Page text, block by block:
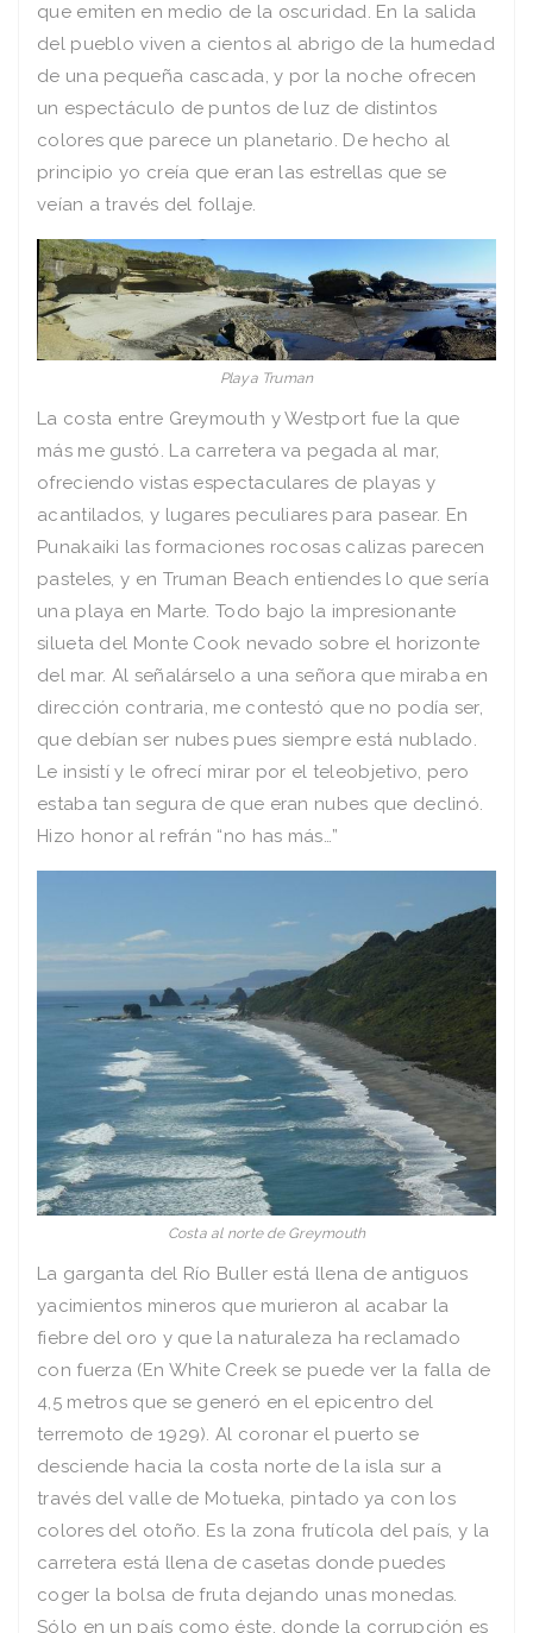
que emiten en medio de la oscuridad. En la salida
del pueblo viven a cientos al abrigo de la humedad
de una pequeña cascada, y por la noche ofrecen
un espectáculo de puntos de luz de distintos
colores que parece un planetario. De hecho al
principio yo creía que eran las estrellas que se
veían a través del follaje.
Playa Truman
La costa entre Greymouth y Westport fue la que
más me gustó. La carretera va pegada al mar,
ofreciendo vistas espectaculares de playas y
acantilados, y lugares peculiares para pasear. En
Punakaiki las formaciones rocosas calizas parecen
pasteles, y en Truman Beach entiendes lo que sería
una playa en Marte. Todo bajo la impresionante
silueta del Monte Cook nevado sobre el horizonte
del mar. Al señalárselo a una señora que miraba en
dirección contraria, me contestó que no podía ser,
que debían ser nubes pues siempre está nublado.
Le insistí y le ofrecí mirar por el teleobjetivo, pero
estaba tan segura de que eran nubes que declinó.
Hizo honor al refrán “no has más…”
Costa al norte de Greymouth
La garganta del Río Buller está llena de antiguos
yacimientos mineros que murieron al acabar la
fiebre del oro y que la naturaleza ha reclamado
con fuerza (En White Creek se puede ver la falla de
4,5 metros que se generó en el epicentro del
terremoto de 1929). Al coronar el puerto se
desciende hacia la costa norte de la isla sur a
través del valle de Motueka, pintado ya con los
colores del otoño. Es la zona frutícola del país, y la
carretera está llena de casetas donde puedes
coger la bolsa de fruta dejando unas monedas.
Sólo en un país como éste, donde la corrupción es